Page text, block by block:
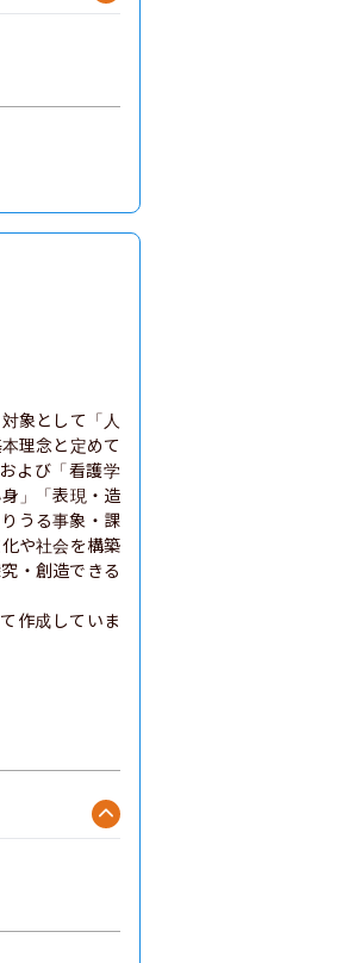
象として「人
理念と定めて
よび「看護学
」「表現・造
うる事象・課
や社会を構築
・創造できる
作成していま